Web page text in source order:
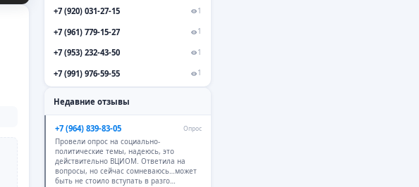
+7 (920) 031-27-15 1
+7 (961) 779-15-27 1
+7 (953) 232-43-50 1
+7 (991) 976-59-55 1
Недавние отзывы
+7 (964) 839-83-05 Опрос
Провели опрос на социально-
политические темы, надеюсь, это
действительно ВЦИОМ. Ответила на
вопросы, но сейчас сомневаюсь…может
быть не стоило вступать в разго…